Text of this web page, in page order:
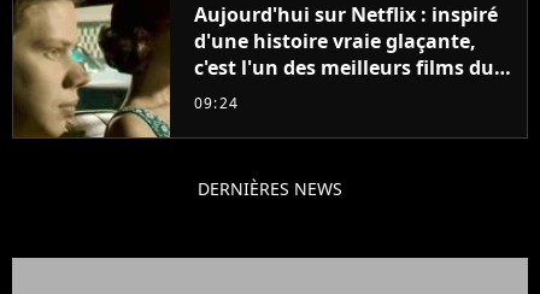
Aujourd'hui sur Netflix : inspiré
d'une histoire vraie glaçante,
c'est l'un des meilleurs films du
21ème siècle
09:24
DERNIÈRES NEWS